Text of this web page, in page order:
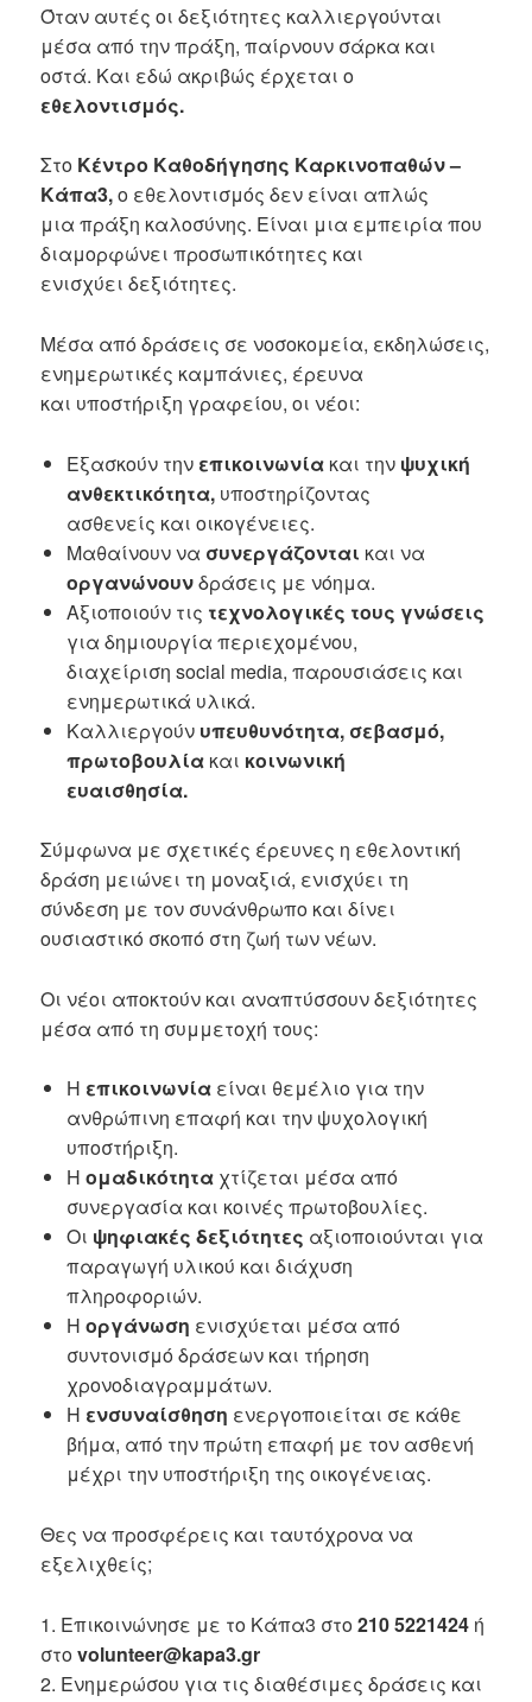
Όταν αυτές οι δεξιότητες καλλιεργούνται
μέσα από την πράξη, παίρνουν σάρκα και
οστά. Και εδώ ακριβώς έρχεται ο
εθελοντισμός.
Στο Κέντρο Καθοδήγησης Καρκινοπαθών –
Κάπα3,ο εθελοντισμός δεν είναι απλώς
μια πράξη καλοσύνης. Είναι μια εμπειρία που
διαμορφώνει προσωπικότητες και
ενισχύει δεξιότητες.
Μέσα από δράσεις σε νοσοκομεία, εκδηλώσεις,
ενημερωτικές καμπάνιες, έρευνα
και υποστήριξη γραφείου, οι νέοι:
Εξασκούν την επικοινωνίακαι την ψυχική
ανθεκτικότητα,υποστηρίζοντας
ασθενείς και οικογένειες.
Μαθαίνουν να συνεργάζονται και να
οργανώνουνδράσεις με νόημα.
Αξιοποιούν τις τεχνολογικές τους γνώσεις
για δημιουργία περιεχομένου,
διαχείριση social media, παρουσιάσεις και
ενημερωτικά υλικά.
Καλλιεργούν υπευθυνότητα, σεβασμό,
πρωτοβουλίακαι κοινωνική
ευαισθησία.
Σύμφωνα με σχετικές έρευνες η εθελοντική
δράση μειώνει τη μοναξιά, ενισχύει τη
σύνδεση με τον συνάνθρωπο και δίνει
ουσιαστικό σκοπό στη ζωή των νέων.
Οι νέοι αποκτούν και αναπτύσσουν δεξιότητες
μέσα από τη συμμετοχή τους:
Η επικοινωνίαείναι θεμέλιο για την
ανθρώπινη επαφή και την ψυχολογική
υποστήριξη.
Η ομαδικότηταχτίζεται μέσα από
συνεργασία και κοινές πρωτοβουλίες.
Οι ψηφιακές δεξιότητες αξιοποιούνται για
παραγωγή υλικού και διάχυση
πληροφοριών.
Η οργάνωση ενισχύεται μέσα από
συντονισμό δράσεων και τήρηση
χρονοδιαγραμμάτων.
Η ενσυναίσθηση ενεργοποιείται σε κάθε
βήμα, από την πρώτη επαφή με τον ασθενή
μέχρι την υποστήριξη της οικογένειας.
Θες να προσφέρεις και ταυτόχρονα να
εξελιχθείς;
1. Επικοινώνησε με το Κάπα3 στο210 5221424 ή
στοvolunteer@kapa3.gr
2. Ενημερώσου για τις διαθέσιμες δράσεις και